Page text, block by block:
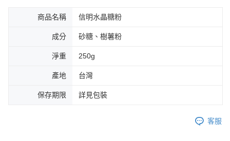
商品名稱 信明水晶糖粉
成分 砂糖、樹薯粉
淨重 250g
產地 台灣
保存期限 詳見包裝
客服